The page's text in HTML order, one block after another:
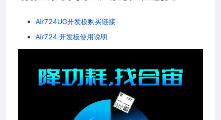
Air724UG开发板购买链接
Air724 开发板使用说明